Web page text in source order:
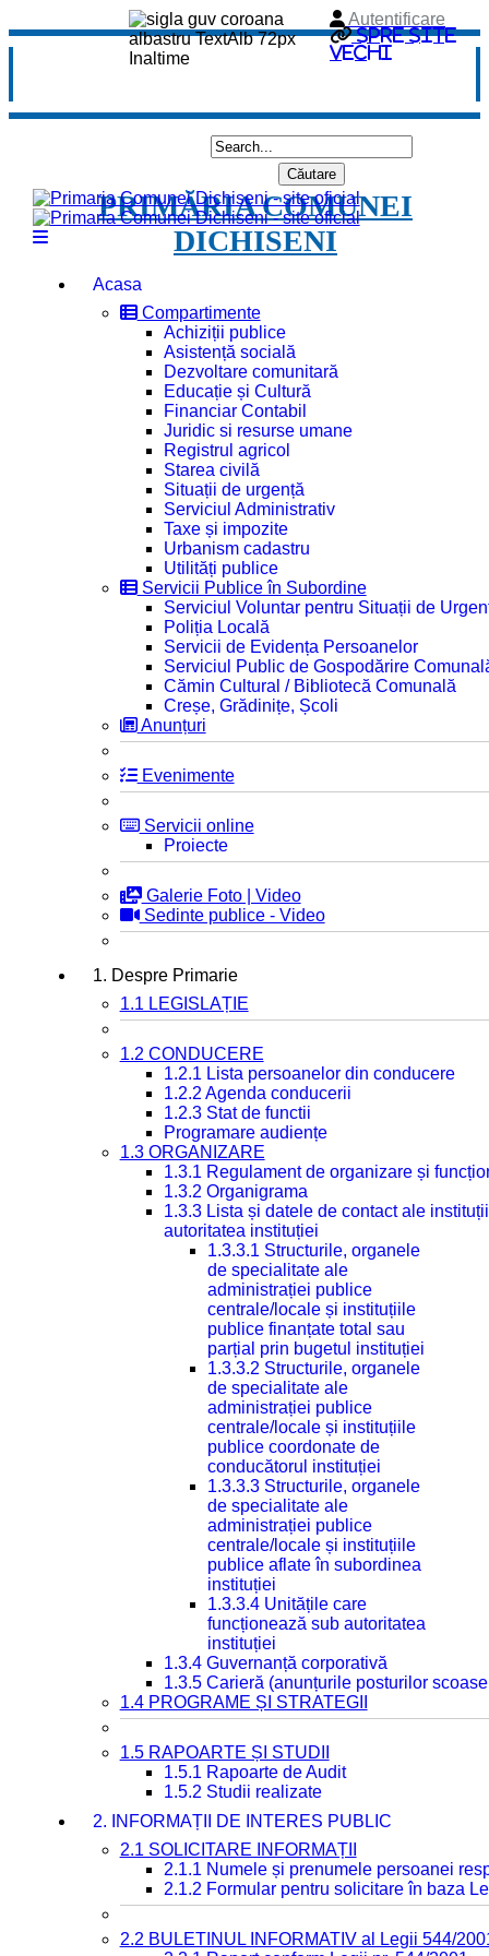
Spre site
vechi
Autentificare
PRIMĂRIA COMUNEI
DICHISENI
Acasa
Compartimente
Achiziții publice
Asistență socială
Dezvoltare comunitară
Educație și Cultură
Financiar Contabil
Juridic si resurse umane
Registrul agricol
Starea civilă
Situații de urgență
Serviciul Administrativ
Taxe și impozite
Urbanism cadastru
Utilități publice
Servicii Publice în Subordine
Serviciul Voluntar pentru Situații de
Poliția Locală
Servicii de Evidența Persoanelor
Serviciul Public de Gospodărire
Cămin Cultural / Bibliotecă Comunală
Creșe, Grădinițe, Școli
Anunțuri
Evenimente
Servicii online
Proiecte
Galerie Foto | Video
Sedinte publice - Video
1. Despre Primarie
1.1 LEGISLAȚIE
1.2 CONDUCERE
1.2.1 Lista persoanelor din conducere
1.2.2 Agenda conducerii
1.2.3 Stat de functii
Programare audiențe
1.3 ORGANIZARE
1.3.1 Regulament de organizare și
1.3.2 Organigrama
1.3.3 Lista și datele de contact ale
autoritatea instituției
1.3.3.1 Structurile, organele
de specialitate ale
administrației publice
centrale/locale și instituțiile
publice finanțate total sau
parțial prin bugetul instituției
1.3.3.2 Structurile, organele
de specialitate ale
administrației publice
centrale/locale și instituțiile
publice coordonate de
conducătorul instituției
1.3.3.3 Structurile, organele
de specialitate ale
administrației publice
centrale/locale și instituțiile
publice aflate în subordinea
instituției
1.3.3.4 Unitățile care
funcționează sub autoritatea
instituției
1.3.4 Guvernanță corporativă
1.3.5 Carieră (anunțurile posturilor
1.4 PROGRAME ȘI STRATEGII
1.5 RAPOARTE ȘI STUDII
1.5.1 Rapoarte de Audit
1.5.2 Studii realizate
2. INFORMAȚII DE INTERES PUBLIC
2.1 SOLICITARE INFORMAȚII
2.1.1 Numele și prenumele persoanei
2.1.2 Formular pentru solicitare în baza
2.2 BULETINUL INFORMATIV al Legii 544/